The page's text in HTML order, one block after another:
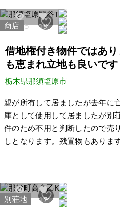
います。温泉行きのバスが通る
ただけで、道の両側が樹木に囲
く聞こえ、別荘感が感じられ
ロッジを建てられたらいいのに
4595 19
商店
借地権付き物件ではあ
も恵まれ立地も良いです
栃木県那須塩原市
親が所有して居ましたが去年に
庫として使用して居ましたが別
件のため不用と判断したので売
しとなります。残置物もありま
きます。修繕や片付け前提には
ては、引受者様側でご対応をお
的な代理対応はできません。地
4150 17
別荘地